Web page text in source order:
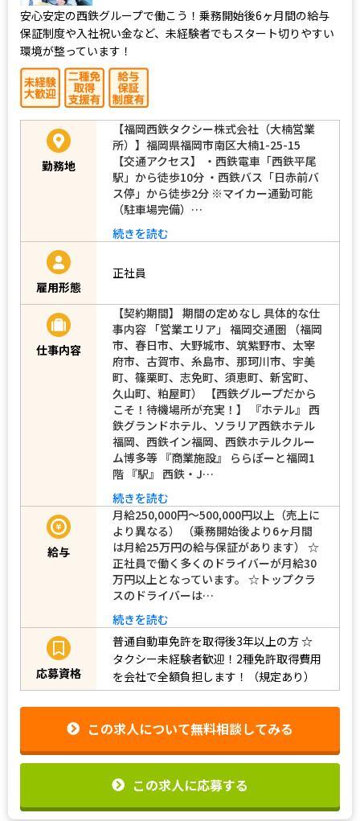
安心安定の西鉄グループで働こう！乗務開始後6ヶ月間の給与
保証制度や入社祝い金など、未経験者でもスタート切りやすい
環境が整っています！
勤務地
【福岡西鉄タクシー株式会社（大楠営業
所）】福岡県福岡市南区大楠1-25-15
【交通アクセス】 ・西鉄電車「西鉄平尾
駅」から徒歩10分 ・西鉄バス「日赤前バ
ス停」から徒歩2分 ※マイカー通勤可能
（駐車場完備）…
続きを読む
雇用形態
正社員
仕事内容
【契約期間】 期間の定めなし 具体的な仕
事内容 「営業エリア」 福岡交通圏 （福岡
市、春日市、大野城市、筑紫野市、太宰
府市、古賀市、糸島市、那珂川市、宇美
町、篠栗町、志免町、須恵町、新宮町、
久山町、粕屋町） 【西鉄グループだから
こそ！待機場所が充実！】 『ホテル』 西
鉄グランドホテル、ソラリア西鉄ホテル
福岡、西鉄イン福岡、西鉄ホテルクルー
ム博多等 『商業施設』 ららぽーと福岡1
階 『駅』 西鉄・J…
続きを読む
給与
月給250,000円～500,000円以上（売上に
より異なる） （乗務開始後より6ヶ月間
は月給25万円の給与保証があります） ☆
正社員で働く多くのドライバーが月給30
万円以上となっています。 ☆トップクラ
スのドライバーは…
続きを読む
応募資格
普通自動車免許を取得後3年以上の方☆
タクシー未経験者歓迎！2種免許取得費用
を会社で全額負担します！（規定あり）
この求人について無料相談してみる
この求人に応募する